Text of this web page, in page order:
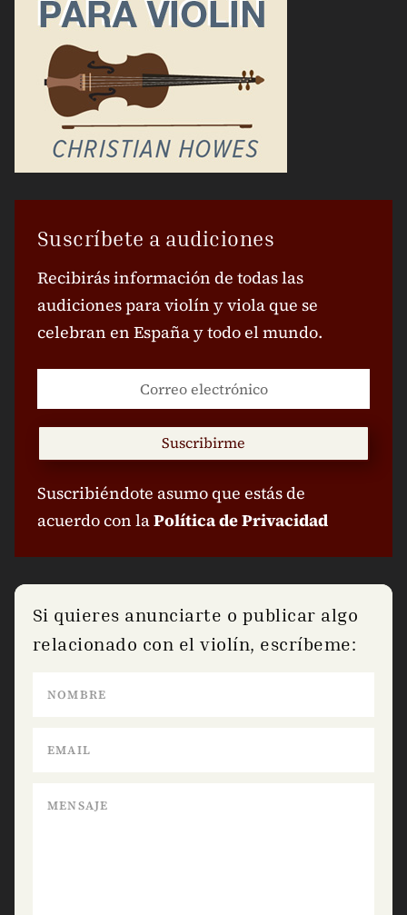
Suscríbete a audiciones
Recibirás información de todas las
audiciones para violín y viola que se
celebran en España y todo el mundo.
Suscribirme
Suscribiéndote asumo que estás de
acuerdo con laPolítica de Privacidad
Si quieres anunciarte o publicar algo
relacionado con el violín, escríbeme: